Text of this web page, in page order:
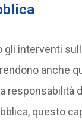
gli interventi
anche
responsabilità
questo